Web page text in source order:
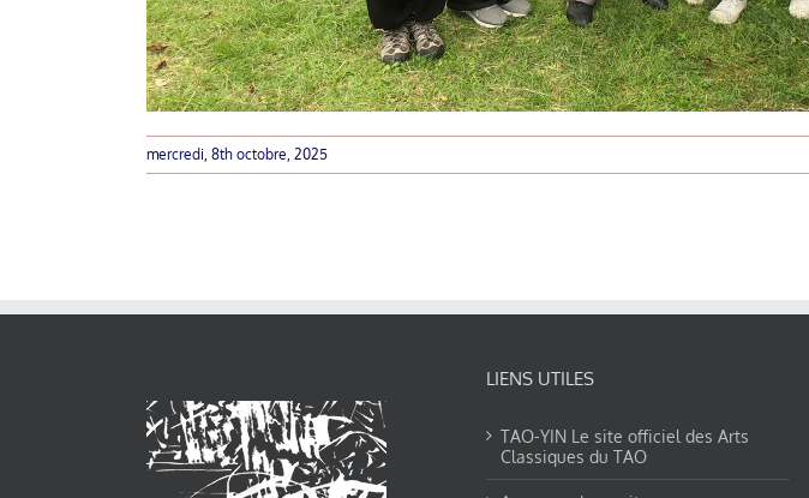
mercredi, 8th octobre, 2025
LIENS UTILES
TAO-YIN Le site officiel des Arts
Classiques du TAO